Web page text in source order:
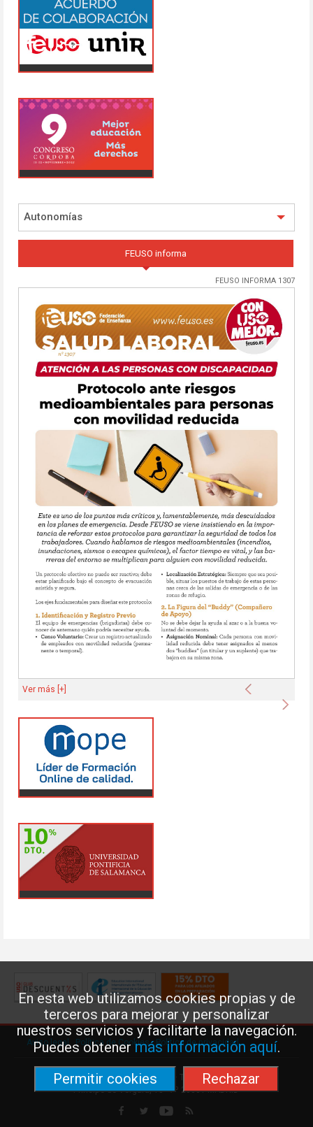
En esta web utilizamos cookies propias y de
terceros para mejorar y personalizar
nuestros servicios y facilitarte la navegación.
Puedes obtenermás información aquí.
Permitir cookies
Rechazar
Autonomías
FEUSO informa
FEUSO INFORMA 1307
Anterior
Ver más [+]
Aviso legal·Política de Cookies·Política de privacidad
Federación de Enseñanza de USO · Teléfono: 91 577 41 13 ·
Príncipe de Vergara, 13 · 7º 28001 MADRID